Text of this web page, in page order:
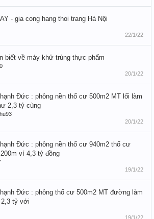
- gia cong hang thoi trang Hà Nội
22/1/22
biết về máy khử trùng thực phẩm
20/1/22
Đức : phông nền thổ cư 500m2 MT lối làm
2,3 tỷ cùng
20/1/22
Đức : phông nền thổ cư 940m2 thổ cư
ví 4,3 tỷ đồng
19/1/22
Đức : phông thổ cư 500m2 MT đường làm
2,3 tỷ với
19/1/22